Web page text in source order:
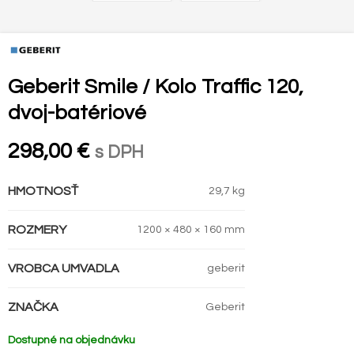
Geberit Smile / Kolo Traffic 120,
dvoj-batériové
298,00€ s DPH
HMOTNOSŤ 29,7 kg
ROZMERY 1200 × 480 × 160 mm
VROBCA UMVADLA geberit
ZNAČKA Geberit
Dostupné na objednávku